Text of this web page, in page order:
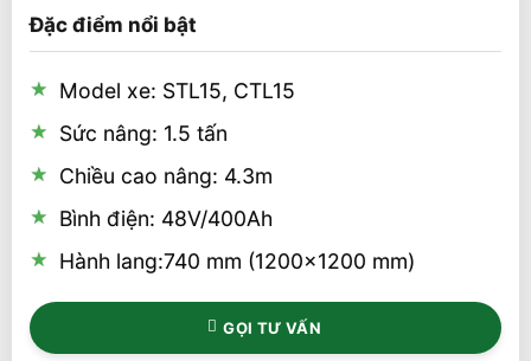
trên 5 dựa
trênđánh
giá
Đặc điểm nổi bật
Model xe: STL15, CTL15
Sức nâng: 1.5 tấn
Chiều cao nâng: 4.3m
Bình điện: 48V/400Ah
Hành lang:740 mm (1200×1200 mm)
GỌI TƯ VẤN